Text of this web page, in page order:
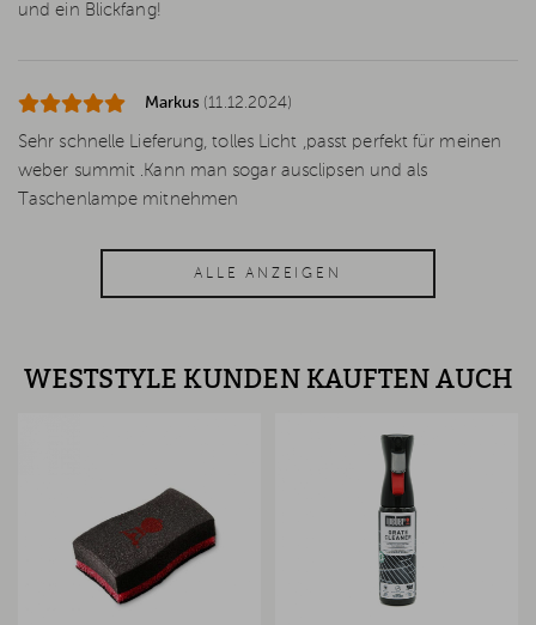
und ein Blickfang!
Markus (11.12.2024)
Sehr schnelle Lieferung, tolles Licht ,passt perfekt für meinen
weber summit .Kann man sogar ausclipsen und als
Taschenlampe mitnehmen
ALLE ANZEIGEN
WESTSTYLE KUNDEN KAUFTEN AUCH